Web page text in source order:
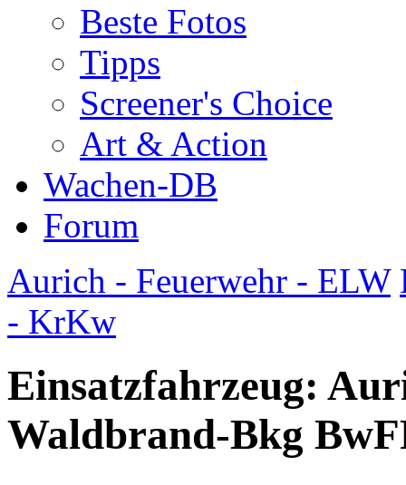
Beste Fotos
Tipps
Screener's Choice
Art & Action
Wachen-DB
Forum
Aurich - Feuerwehr - ELW
- KrKw
Einsatzfahrzeug:
Waldbrand-Bkg